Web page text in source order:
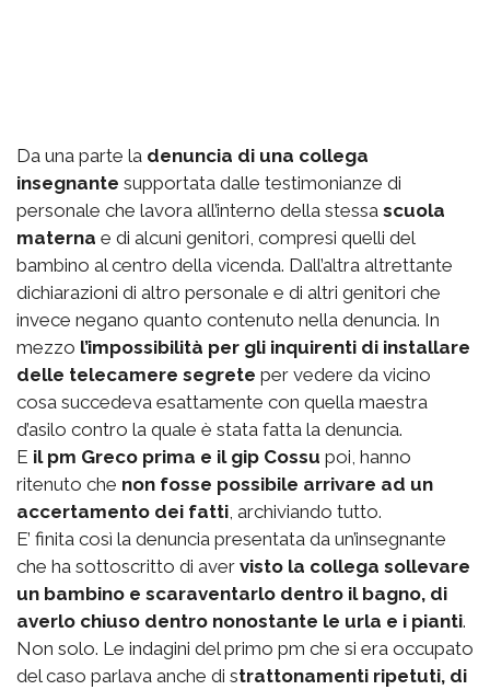
Da una parte la denuncia di una collega
insegnante supportata dalle testimonianze di
personale che lavora all’interno della stessa scuola
materna e di alcuni genitori, compresi quelli del
bambino al centro della vicenda. Dall’altra altrettante
dichiarazioni di altro personale e di altri genitori che
invece negano quanto contenuto nella denuncia. In
mezzo l’impossibilità per gli inquirenti di installare
delle telecamere segrete per vedere da vicino
cosa succedeva esattamente con quella maestra
d’asilo contro la quale è stata fatta la denuncia.
E il pm Greco prima e il gip Cossu poi, hanno
ritenuto che non fosse possibile arrivare ad un
accertamento dei fatti , archiviando tutto.
E’ finita così la denuncia presentata da un’insegnante
che ha sottoscritto di aver visto la collega sollevare
un bambino e scaraventarlo dentro il bagno, di
averlo chiuso dentro nonostante le urla e i pianti.
Non solo. Le indagini del primo pm che si era occupato
del caso parlava anche di strattonamenti ripetuti, di